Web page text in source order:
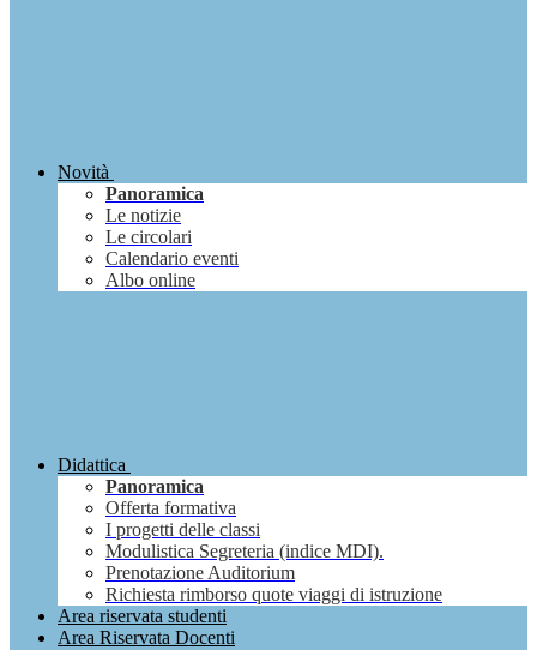
Novità
Panoramica
Le notizie
Le circolari
Calendario eventi
Albo online
Didattica
Panoramica
Offerta formativa
I progetti delle classi
Modulistica Segreteria (indice MDI).
Prenotazione Auditorium
Richiesta rimborso quote viaggi di istruzione
Area riservata studenti
Area Riservata Docenti